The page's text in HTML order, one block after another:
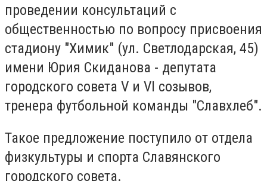
проведении консультаций с
общественностью по вопросу присвоения
стадиону "Химик" (ул. Светлодарская, 45)
имени Юрия Скиданова - депутата
городского совета V и VI созывов,
тренера футбольной команды "Славхлеб".
Такое предложение поступило от отдела
физкультуры и спорта Славянского
городского совета.